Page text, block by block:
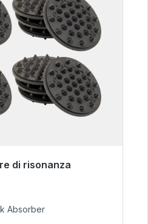
di risonanza
immediata, tempo di
€
Absorber